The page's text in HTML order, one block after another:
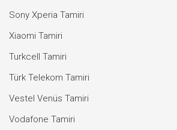
Sony Xperia Tamiri
Xiaomi Tamiri
Turkcell Tamiri
Türk Telekom Tamiri
Vestel Venüs Tamiri
Vodafone Tamiri